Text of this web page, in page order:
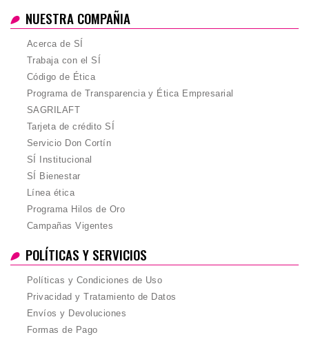
NUESTRA COMPAÑIA
Acerca de SÍ
Trabaja con el SÍ
Código de Ética
Programa de Transparencia y Ética Empresarial
SAGRILAFT
Tarjeta de crédito SÍ
Servicio Don Cortín
SÍ Institucional
SÍ Bienestar
Línea ética
Programa Hilos de Oro
Campañas Vigentes
POLÍTICAS Y SERVICIOS
Políticas y Condiciones de Uso
Privacidad y Tratamiento de Datos
Envíos y Devoluciones
Formas de Pago